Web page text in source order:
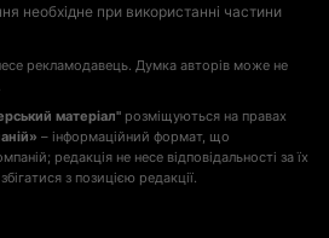
необхідне при використанні частини
рекламодавець. Думка авторів може не
матеріал" розміщуються на правах
– інформаційний формат, що
редакція не несе відповідальності за їх
з позицією редакції.